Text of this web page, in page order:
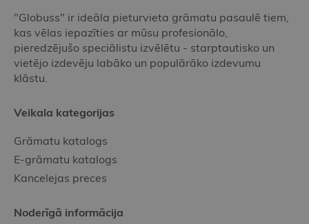
"Globuss" ir ideāla pieturvieta grāmatu pasaulē tiem,
kas vēlas iepazīties ar mūsu profesionālo,
pieredzējušo speciālistu izvēlētu - starptautisko un
vietējo izdevēju labāko un populārāko izdevumu
klāstu.
Veikala kategorijas
Grāmatu katalogs
E-grāmatu katalogs
Kancelejas preces
Noderīgā informācija